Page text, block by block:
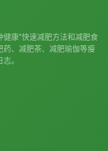
康*快速减肥方法和减肥食
、减肥茶、减肥瑜伽等瘦
。